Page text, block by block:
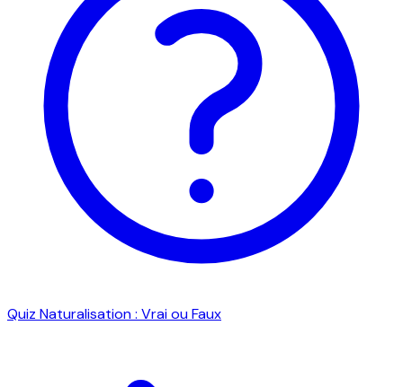
Quiz Naturalisation : Vrai ou Faux